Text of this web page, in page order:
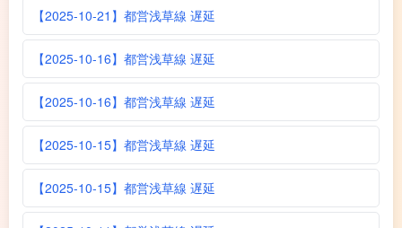
【2025-10-21】都営浅草線 遅延
【2025-10-16】都営浅草線 遅延
【2025-10-16】都営浅草線 遅延
【2025-10-15】都営浅草線 遅延
【2025-10-15】都営浅草線 遅延